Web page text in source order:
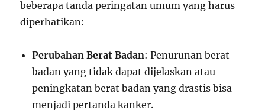
beberapa tanda peringatan umum yang harus
diperhatikan:
Perubahan Berat Badan: Penurunan berat
badan yang tidak dapat dijelaskan atau
peningkatan berat badan yang drastis bisa
menjadi pertanda kanker.